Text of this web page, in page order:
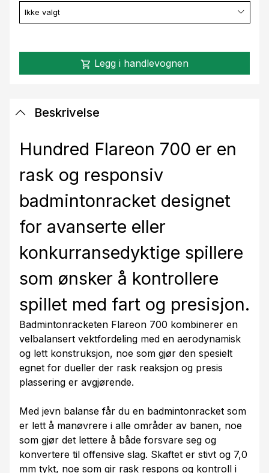
Ikke valgt
shopping_cart Legg i handlevognen
Beskrivelse
Hundred Flareon 700 er en
rask og responsiv
badmintonracket designet
for avanserte eller
konkurransedyktige spillere
som ønsker å kontrollere
spillet med fart og presisjon.
Badmintonracketen Flareon 700 kombinerer en
velbalansert vektfordeling med en aerodynamisk
og lett konstruksjon, noe som gjør den spesielt
egnet for dueller der rask reaksjon og presis
plassering er avgjørende.
Med jevn balanse får du en badmintonracket som
er lett å manøvrere i alle områder av banen, noe
som gjør det lettere å både forsvare seg og
konvertere til offensive slag. Skaftet er stivt og 7,0
mm tykt, noe som gir rask respons og kontroll i